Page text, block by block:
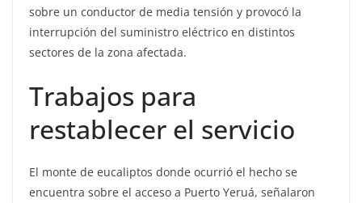
sobre un conductor de media tensión y provocó la
interrupción del suministro eléctrico en distintos
sectores de la zona afectada.
Trabajos para
restablecer el servicio
El monte de eucaliptos donde ocurrió el hecho se
encuentra sobre el acceso a Puerto Yeruá, señalaron